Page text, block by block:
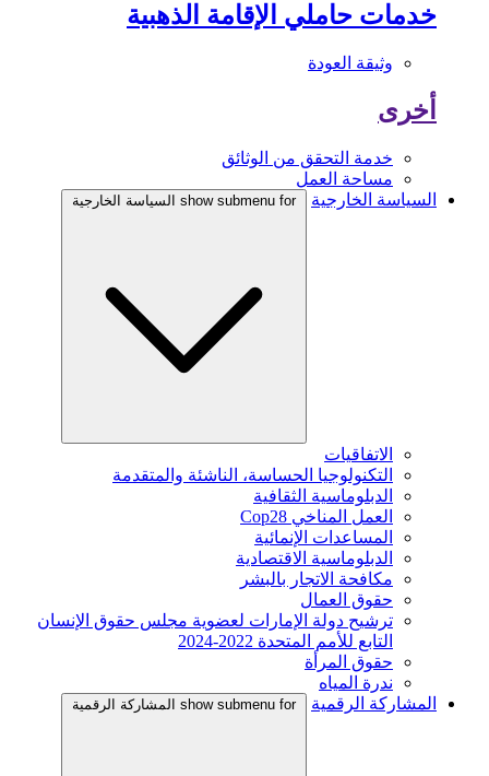
خدمات حاملي الإقامة الذهبية
وثيقة العودة
أخرى
خدمة التحقق من الوثائق
مساحة العمل
السياسة الخارجية
show submenu for السياسة الخارجية
الاتفاقيات
التكنولوجيا الحساسة، الناشئة والمتقدمة
الدبلوماسية الثقافية
العمل المناخي Cop28
المساعدات الإنمائية
الدبلوماسية الاقتصادية
مكافحة الاتجار بالبشر
حقوق العمال
ترشيح دولة الإمارات لعضوية مجلس حقوق الإنسان
التابع للأمم المتحدة 2022-2024
حقوق المرأة
ندرة المياه
المشاركة الرقمية
show submenu for المشاركة الرقمية